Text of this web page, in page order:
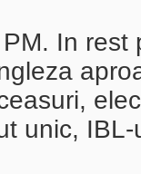
In
unic,